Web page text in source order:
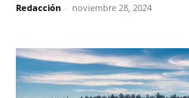
Redacción - noviembre 28, 2024